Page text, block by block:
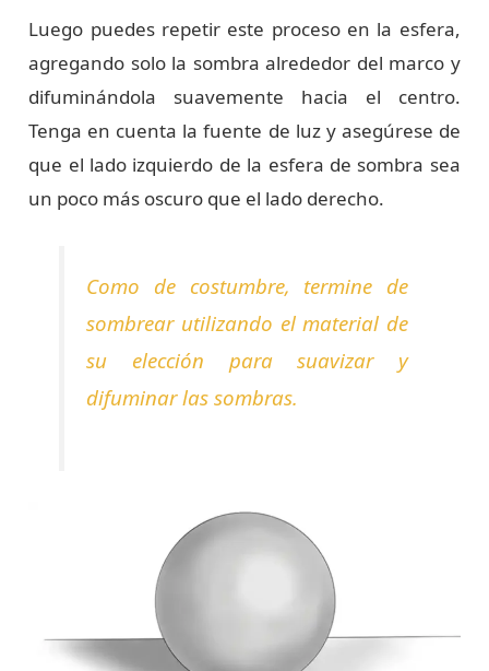
Luego puedes repetir este proceso en la esfera,
agregando solo la sombra alrededor del marco y
difuminándola suavemente hacia el centro.
Tenga en cuenta la fuente de luz y asegúrese de
que el lado izquierdo de la esfera de sombra sea
un poco más oscuro que el lado derecho.
Como de costumbre, termine de
sombrear utilizando el material de
su elección para suavizar y
difuminar las sombras.